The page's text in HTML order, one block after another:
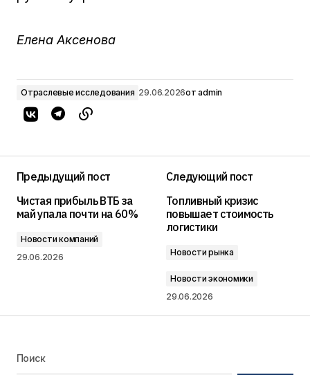
Елена Аксенова
Отраслевые исследования 29.06.2026от admin
Предыдущий пост
Чистая прибыль ВТБ за
май упала почти на 60%
Новости компаний
29.06.2026
Следующий пост
Топливный кризис
повышает стоимость
логистики
Новости рынка
Новости экономики
29.06.2026
Поиск